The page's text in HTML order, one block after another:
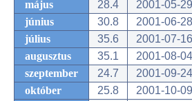
május
28.4
2001-05-29
június
30.8
2001-06-28
július
35.6
2001-07-16
augusztus
35.1
2001-08-04
szeptember
24.7
2001-09-24
október
25.8
2001-10-09